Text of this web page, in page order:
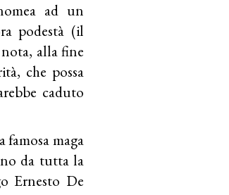
ad un
podestà (il
alla fine
che possa
caduto
famosa maga
da tutta la
Ernesto De